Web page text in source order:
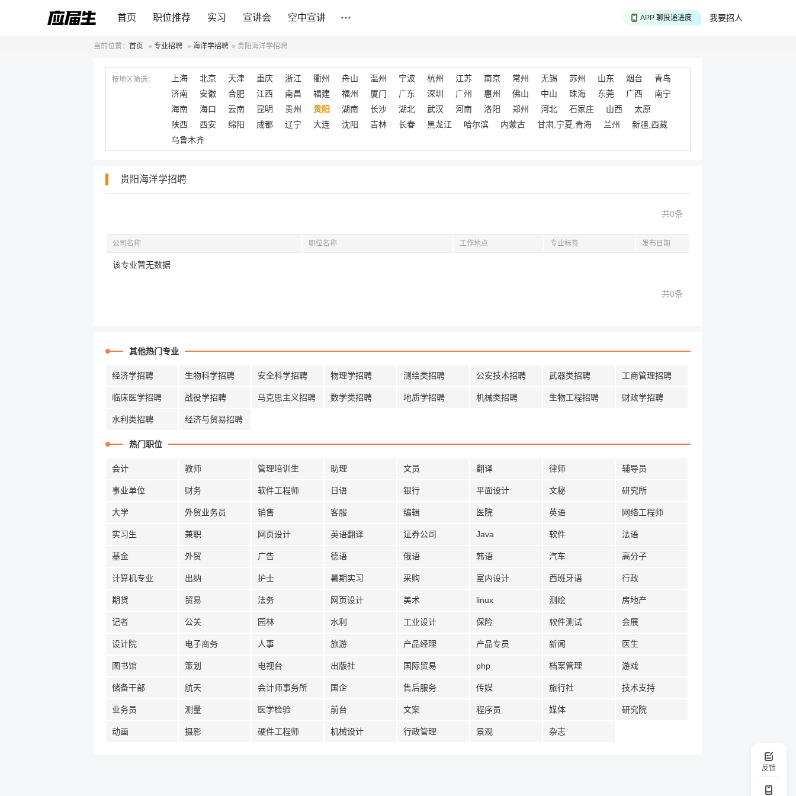
反馈
首页 职位推荐 实习 宣讲会 空中宣讲 我要招人
APP 聊投递进度
当前位置： 首页 » 专业招聘 » 海洋学招聘 » 贵阳海洋学招聘
按地区筛选： 上海 北京 天津 重庆 浙江 衢州 舟山 温州 宁波 杭州 江苏 南京 常州 无锡 苏州 山东 烟台
青岛
济南
安徽 合肥 江西 南昌 福建 福州 厦门 广东 深圳 广州 惠州 佛山 中山 珠海 东莞 广西
南宁
海南
海口 云南 昆明 贵州 贵阳 湖南 长沙 湖北 武汉 河南 洛阳 郑州 河北 石家庄 山西
太原
陕西
西安 绵阳 成都 辽宁 大连 沈阳 吉林 长春 黑龙江 哈尔滨 内蒙古 甘肃,宁夏,青海 兰州
新疆,西藏
乌鲁木齐
贵阳海洋学招聘
共0条
公司名称 职位名称 工作地点 专业标签 发布日期
该专业暂无数据
共0条
其他热门专业
经济学招聘 生物科学招聘 安全科学招聘 物理学招聘 测绘类招聘 公安技术招聘 武器类招聘 工商管理招聘
临床医学招聘 战役学招聘 马克思主义招聘 数学类招聘 地质学招聘 机械类招聘 生物工程招聘 财政学招聘
水利类招聘 经济与贸易招聘
热门职位
会计 教师 管理培训生 助理 文员 翻译 律师 辅导员
事业单位 财务 软件工程师 日语 银行 平面设计 文秘 研究所
大学 外贸业务员 销售 客服 编辑 医院 英语 网络工程师
实习生 兼职 网页设计 英语翻译 证券公司 Java 软件 法语
基金 外贸 广告 德语 俄语 韩语 汽车 高分子
计算机专业 出纳 护士 暑期实习 采购 室内设计 西班牙语 行政
期货 贸易 法务 网页设计 美术 linux 测绘 房地产
记者 公关 园林 水利 工业设计 保险 软件测试 会展
设计院 电子商务 人事 旅游 产品经理 产品专员 新闻 医生
图书馆 策划 电视台 出版社 国际贸易 php 档案管理 游戏
储备干部 航天 会计师事务所 国企 售后服务 传媒 旅行社 技术支持
业务员 测量 医学检验 前台 文案 程序员 媒体 研究院
动画 摄影 硬件工程师 机械设计 行政管理 景观 杂志